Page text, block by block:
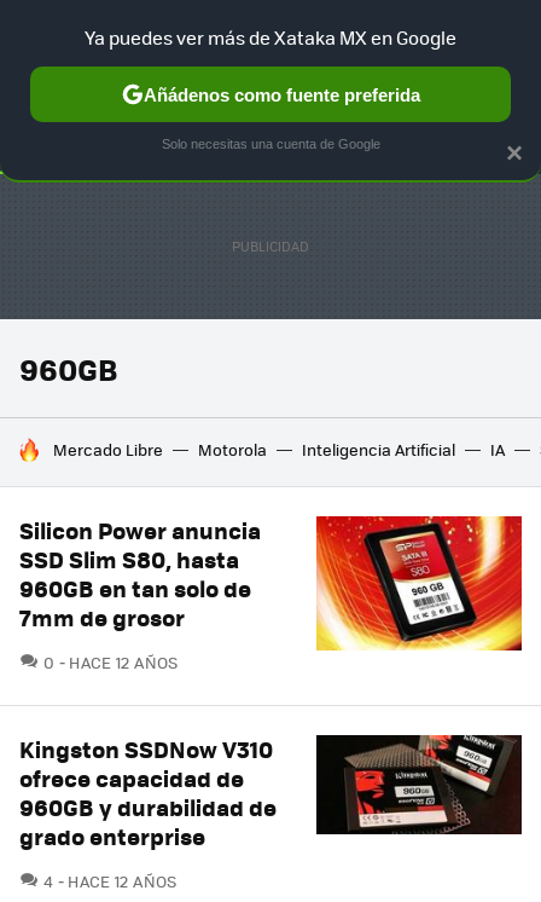
SELECCIÓN GAMING HOME AUTO TERRITORIO
960GB
HOY SE HABLA DE
Mercado Libre Motorola Inteligencia Artificial IA
Silicon Power anuncia
SSD Slim S80, hasta
960GB en tan solo de
7mm de grosor
0 COMENTARIOS
HACE 12 AÑOS
Kingston SSDNow V310
ofrece capacidad de
960GB y durabilidad de
grado enterprise
4 COMENTARIOS
HACE 12 AÑOS
×
Ya puedes ver más de Xataka MX en Google
Añádenos como fuente preferida
Solo necesitas una cuenta de Google